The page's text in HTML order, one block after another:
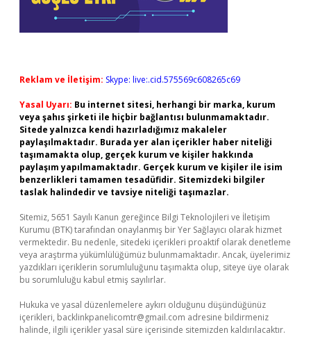
Reklam ve İletişim: Skype: live:.cid.575569c608265c69
Yasal Uyarı: Bu internet sitesi, herhangi bir marka, kurum
veya şahıs şirketi ile hiçbir bağlantısı bulunmamaktadır.
Sitede yalnızca kendi hazırladığımız makaleler
paylaşılmaktadır. Burada yer alan içerikler haber niteliği
taşımamakta olup, gerçek kurum ve kişiler hakkında
paylaşım yapılmamaktadır. Gerçek kurum ve kişiler ile isim
benzerlikleri tamamen tesadüfidir. Sitemizdeki bilgiler
taslak halindedir ve tavsiye niteliği taşımazlar.
Sitemiz, 5651 Sayılı Kanun gereğince Bilgi Teknolojileri ve İletişim
Kurumu (BTK) tarafından onaylanmış bir Yer Sağlayıcı olarak hizmet
vermektedir. Bu nedenle, sitedeki içerikleri proaktif olarak denetleme
veya araştırma yükümlülüğümüz bulunmamaktadır. Ancak, üyelerimiz
yazdıkları içeriklerin sorumluluğunu taşımakta olup, siteye üye olarak
bu sorumluluğu kabul etmiş sayılırlar.
Hukuka ve yasal düzenlemelere aykırı olduğunu düşündüğünüz
içerikleri, backlinkpanelicomtr@gmail.com adresine bildirmeniz
halinde, ilgili içerikler yasal süre içerisinde sitemizden kaldırılacaktır.